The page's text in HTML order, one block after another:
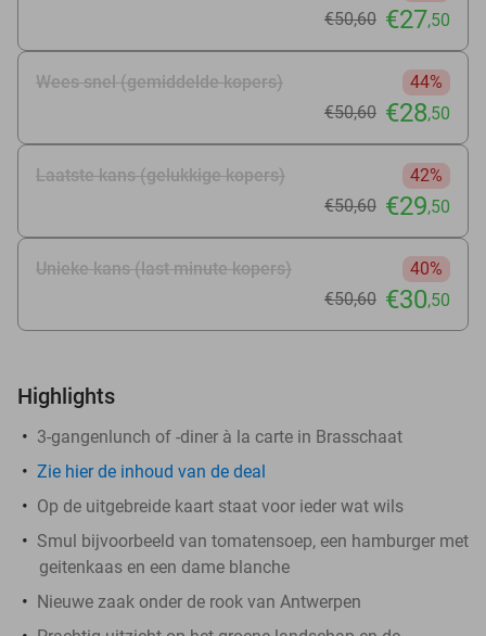
€50,60 €27,50
Wees snel (gemiddelde kopers)
44%
€50,60 €28,50
Laatste kans (gelukkige kopers)
42%
€50,60 €29,50
Unieke kans (last minute kopers)
40%
€50,60 €30,50
Highlights
3-gangenlunch of -diner à la carte in Brasschaat
Zie hierde inhoud van de deal
Op de uitgebreide kaart staat voor ieder wat wils
Smul bijvoorbeeld van tomatensoep, een hamburger met
geitenkaas en een dame blanche
Nieuwe zaak onder de rook van Antwerpen